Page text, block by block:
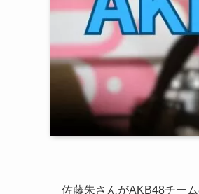
佐藤朱さんがAKB48チー